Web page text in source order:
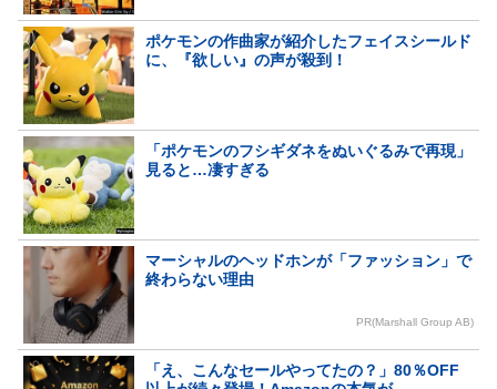
ポケモンの作曲家が紹介したフェイスシールド
に、『欲しい』の声が殺到！
「ポケモンのフシギダネをぬいぐるみで再現」
見ると…凄すぎる
マーシャルのヘッドホンが「ファッション」で
終わらない理由
PR(Marshall Group AB)
「え、こんなセールやってたの？」80％OFF